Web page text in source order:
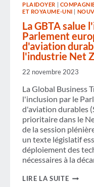
ÉTÉ
UN
POUR
LES
PLAIDOYER |
ET ROYAUME-UNI |
La GBTA salue
Parlement
d'aviation
l'industrie Net
22 novembre 2023
La Global Business
l'inclusion par le
d'aviation durables
prioritaire dans le
de la session
un texte législatif
déploiement des
nécessaires à la
LIRE LA SUITELA